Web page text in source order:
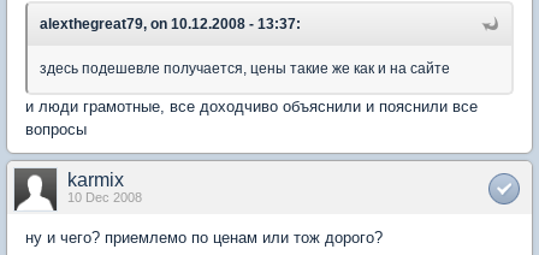
alexthegreat79, on 10.12.2008 - 13:37:
здесь подешевле получается, цены такие же как и на сайте
и люди грамотные, все доходчиво объяснили и пояснили все
вопросы
karmix
10 Dec 2008
ну и чего? приемлемо по ценам или тож дорого?